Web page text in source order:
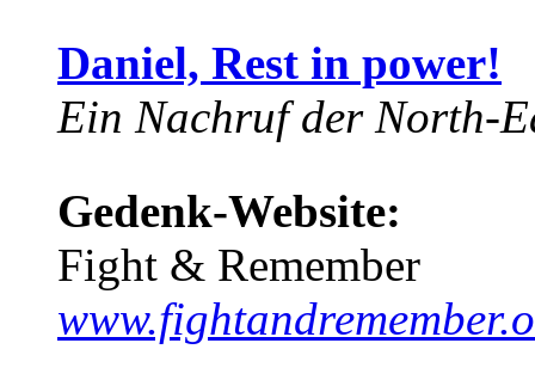
Daniel, Rest in power!
Ein Nachruf der North-
Gedenk-Website:
Fight & Remember